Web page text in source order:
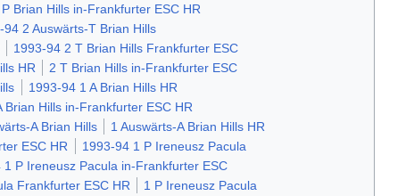
Brian Hills in-Frankfurter ESC HR
94 2 Auswärts-T Brian Hills
1993-94 2 T Brian Hills Frankfurter ESC
HR
2 T Brian Hills in-Frankfurter ESC
1993-94 1 A Brian Hills HR
Brian Hills in-Frankfurter ESC HR
A Brian Hills
1 Auswärts-A Brian Hills HR
ESC HR
1993-94 1 P Ireneusz Pacula
1 P Ireneusz Pacula in-Frankfurter ESC
Frankfurter ESC HR
1 P Ireneusz Pacula